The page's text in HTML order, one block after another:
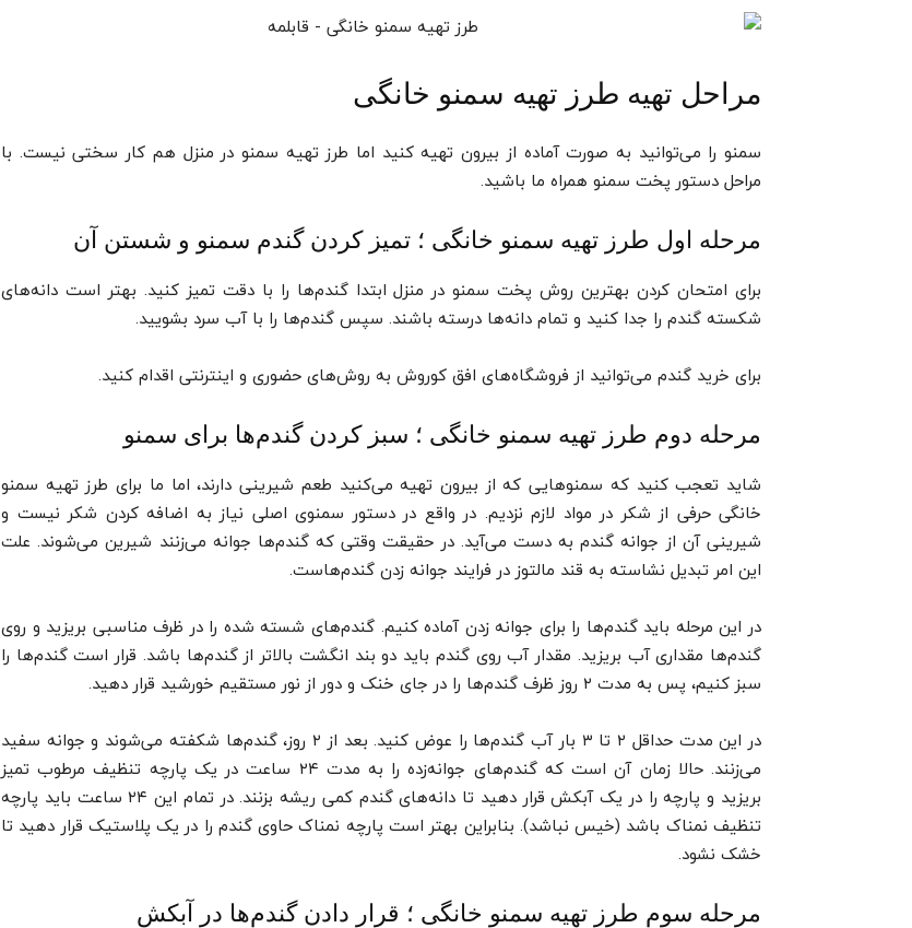
مراحل تهیه طرز تهیه سمنو خانگی
سمنو را می‌توانید به صورت آماده از بیرون تهیه کنید اما طرز تهیه سمنو در منزل هم کار سختی نیست. با
مراحل دستور پخت سمنو همراه ما باشید.
مرحله اول طرز تهیه سمنو خانگی ؛ تمیز کردن گندم سمنو و شستن آن
برای امتحان کردن بهترین روش پخت سمنو در منزل ابتدا گندم‌ها را با دقت تمیز کنید. بهتر است دانه‌های
شکسته گندم را جدا کنید و تمام دانه‌ها درسته باشند. سپس گندم‌ها را با آب سرد بشویید.
برای خرید گندم می‌توانید از فروشگاه‌های افق کوروش به روش‌های حضوری و اینترنتی اقدام کنید.
مرحله دوم طرز تهیه سمنو خانگی ؛ سبز کردن گندم‌ها برای سمنو
شاید تعجب کنید که سمنوهایی که از بیرون تهیه می‌کنید طعم شیرینی دارند، اما ما برای طرز تهیه سمنو
خانگی حرفی از شکر در مواد لازم نزدیم. در واقع در دستور سمنوی اصلی نیاز به اضافه کردن شکر نیست و
شیرینی آن از جوانه گندم به دست می‌آید. در حقیقت وقتی که گندم‌ها جوانه می‌زنند شیرین می‌شوند. علت
این امر تبدیل نشاسته به قند مالتوز در فرایند جوانه زدن گندم‌هاست.
در این مرحله باید گندم‌ها را برای جوانه زدن آماده کنیم. گندم‌های شسته شده را در ظرف مناسبی بریزید و روی
گندم‌ها مقداری آب بریزید. مقدار آب روی گندم باید دو بند انگشت بالاتر از گندم‌ها باشد. قرار است گندم‌ها را
سبز کنیم، پس‌ به مدت ۲ روز ظرف گندم‌ها را در جای خنک و دور از نور مستقیم خورشید قرار دهید.
در این مدت حداقل ۲ تا ۳ بار آب گندم‌ها را عوض کنید. بعد از ۲ روز، گندم‌ها شکفته می‌شوند و جوانه سفید
می‌زنند. حالا زمان آن است که گندم‌های جوانه‌زده را به مدت ۲۴ ساعت در یک پارچه تنظیف مرطوب تمیز
بریزید و پارچه را در یک آبکش قرار دهید تا دانه‌های گندم کمی ریشه بزنند. در تمام این ۲۴ ساعت باید پارچه
تنظیف نمناک باشد (خیس نباشد). بنابراین بهتر است پارچه نمناک حاوی گندم را در یک پلاستیک قرار دهید تا
خشک نشود.
مرحله سوم طرز تهیه سمنو خانگی ؛ قرار دادن گندم‌ها در آبکش